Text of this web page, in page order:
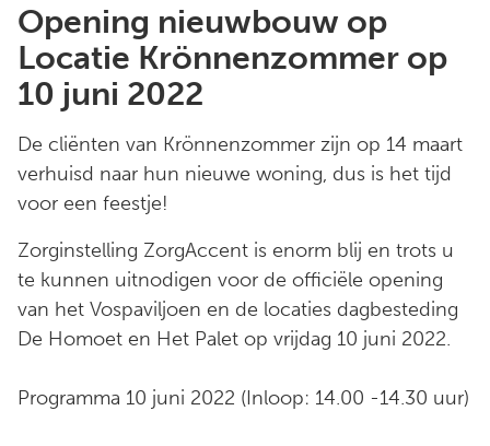
Opening nieuwbouw op
Locatie Krönnenzommer op
10 juni 2022
De cliënten van Krönnenzommer zijn op 14 maart
verhuisd naar hun nieuwe woning, dus is het tijd
voor een feestje!
Zorginstelling ZorgAccent is enorm blij en trots u
te kunnen uitnodigen voor de officiële opening
van het Vospaviljoen en de locaties dagbesteding
De Homoet en Het Palet op vrijdag 10 juni 2022.
Programma 10 juni 2022 (Inloop: 14.00 -14.30 uur)